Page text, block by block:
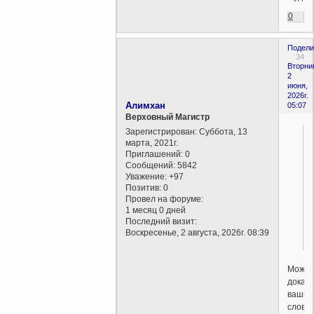
0
34
2
июня,
2026г.
05:07
Алимхан
Верховный Магистр
Зарегистрирован: Суббота, 13
марта, 2021г.
Приглашений: 0
Сообщений: 5842
Уважение: +97
Позитив: 0
Провел на форуме:
1 месяц 0 дней
Последний визит:
Воскресенье, 2 августа, 2026г. 08:39
ваши
слова